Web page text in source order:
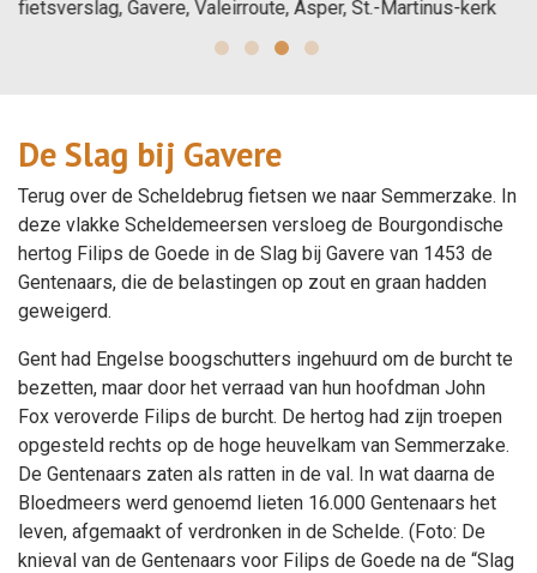
De Slag bij Gavere
Terug over de Scheldebrug fietsen we naar Semmerzake. In
deze vlakke Scheldemeersen versloeg de Bourgondische
hertog Filips de Goede in de Slag bij Gavere van 1453 de
Gentenaars, die de belastingen op zout en graan hadden
geweigerd.
Gent had Engelse boogschutters ingehuurd om de burcht te
bezetten, maar door het verraad van hun hoofdman John
Fox veroverde Filips de burcht. De hertog had zijn troepen
opgesteld rechts op de hoge heuvelkam van Semmerzake.
De Gentenaars zaten als ratten in de val. In wat daarna de
Bloedmeers werd genoemd lieten 16.000 Gentenaars het
leven, afgemaakt of verdronken in de Schelde. (Foto: De
knieval van de Gentenaars voor Filips de Goede na de “Slag